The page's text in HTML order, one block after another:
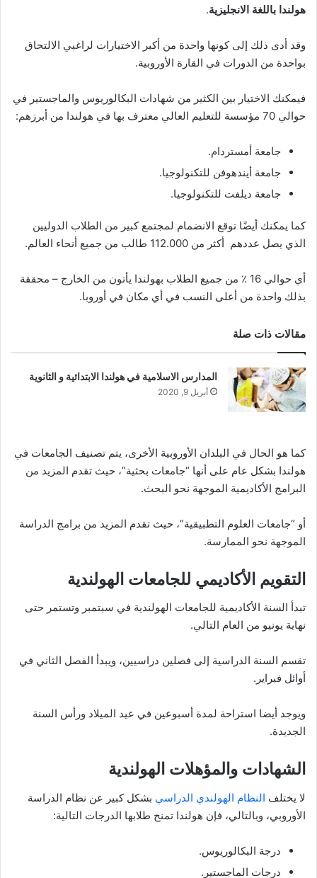
هولندا باللغة الانجليزية.
وقد أدى ذلك إلى كونها واحدة من أكبر الاختيارات لراغبي الالتحاق
بواحدة من الدورات في القارة الأوروبية.
فيمكنك الاختيار بين الكثير من شهادات البكالوريوس والماجستير في
حوالي 70 مؤسسة للتعليم العالي معترف بها في هولندا من أبرزهم:
جامعة أمستردام.
جامعة أيندهوفن للتكنولوجيا.
جامعة ديلفت للتكنولوجيا.
كما يمكنك أيضًا توقع الانضمام لمجتمع كبير من الطلاب الدوليين
الذي يصل عددهم أكثر من 112.000 طالب من جميع أنحاء العالم.
أي حوالي 16 ٪ من جميع الطلاب بهولندا يأتون من الخارج – محققة
بذلك واحدة من أعلى النسب في أي مكان في أوروبا.
مقالات ذات صلة
المدارس الاسلامية في هولندا الابتدائية و الثانوية
أبريل 9, 2020
كما هو الحال في البلدان الأوروبية الأخرى، يتم تصنيف الجامعات في
هولندا بشكل عام على أنها “جامعات بحثية”، حيث تقدم المزيد من
البرامج الأكاديمية الموجهة نحو البحث.
أو “جامعات العلوم التطبيقية”، حيث تقدم المزيد من برامج الدراسة
الموجهة نحو الممارسة.
التقويم الأكاديمي للجامعات الهولندية
تبدأ السنة الأكاديمية للجامعات الهولندية في سبتمبر وتستمر حتى
نهاية يونيو من العام التالي.
تقسم السنة الدراسية إلى فصلين دراسيين، ويبدأ الفصل الثاني في
أوائل فبراير.
ويوجد أيضا استراحة لمدة أسبوعين في عيد الميلاد ورأس السنة
الجديدة.
الشهادات والمؤهلات الهولندية
لا يختلف النظام الهولندي الدراسي بشكل كبير عن نظام الدراسة
الأوروبي، وبالتالي، فإن هولندا تمنح طلابها الدرجات التالية:
درجة البكالوريوس.
درجات الماجستير.